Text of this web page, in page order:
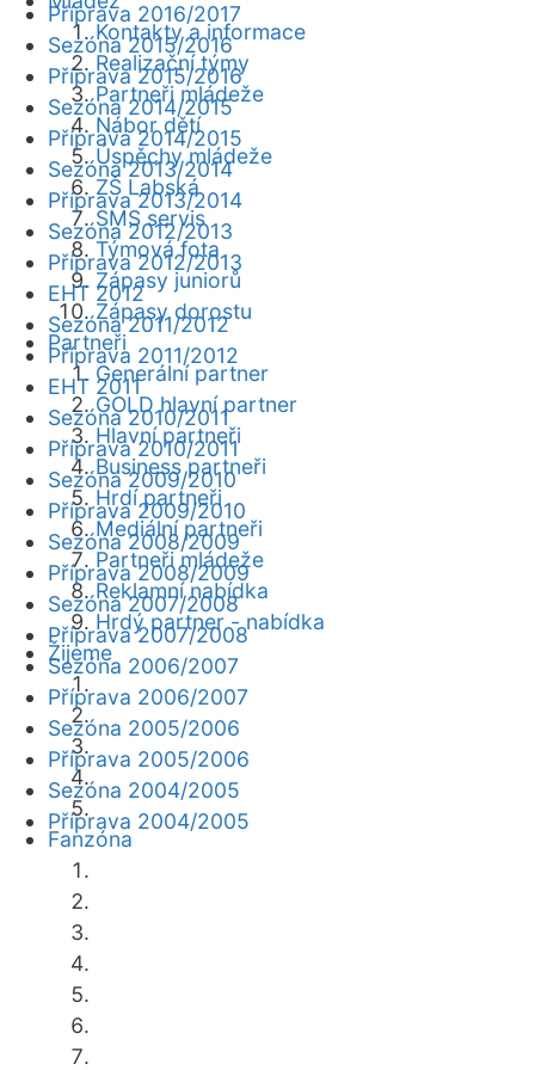
Kontakty a informace
Realizační týmy
Partneři mládeže
Nábor dětí
Úspěchy mládeže
ZŠ Labská
SMS servis
Týmová fota
Zápasy juniorů
Zápasy dorostu
Partneři
Generální partner
GOLD hlavní partner
Hlavní partneři
Business partneři
Hrdí partneři
Mediální partneři
Partneři mládeže
Reklamní nabídka
Hrdý partner - nabídka
Žijeme
Fanzóna
Příprava 2016/2017
Sezóna 2015/2016
Příprava 2015/2016
Sezóna 2014/2015
Příprava 2014/2015
Sezóna 2013/2014
Příprava 2013/2014
Sezóna 2012/2013
Příprava 2012/2013
EHT 2012
Sezóna 2011/2012
Příprava 2011/2012
EHT 2011
Sezóna 2010/2011
Příprava 2010/2011
Sezóna 2009/2010
Příprava 2009/2010
Sezóna 2008/2009
Příprava 2008/2009
Sezóna 2007/2008
Příprava 2007/2008
Sezóna 2006/2007
Příprava 2006/2007
Sezóna 2005/2006
Příprava 2005/2006
Sezóna 2004/2005
Příprava 2004/2005